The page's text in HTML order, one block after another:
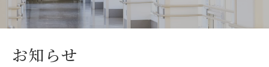
お知らせ